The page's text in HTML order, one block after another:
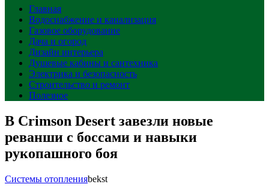
Главная
Водоснабжение и канализация
Газовое оборудование
Дача и огород
Дизайн интерьера
Душевые кабины и сантехника
Электрика и безопасность
Строительство и ремонт
Полезное
В Crimson Desert завезли новые
реванши с боссами и навыки
рукопашного боя
Системы отопленияbekst